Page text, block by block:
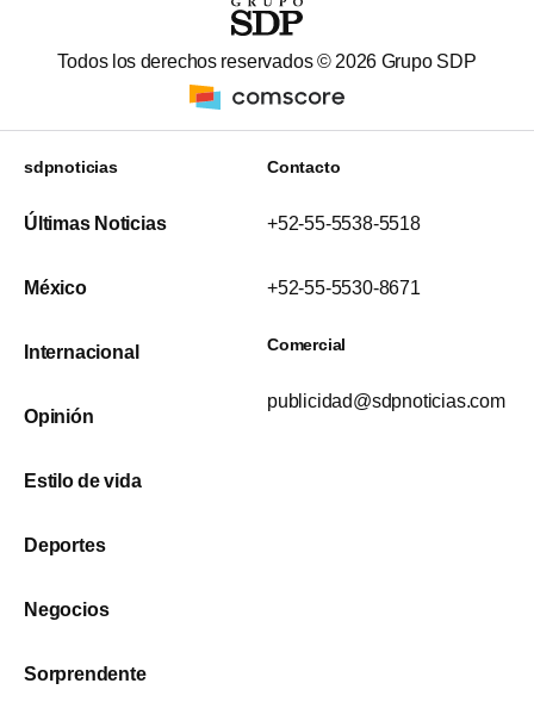
Todos los derechos reservados © 2026 Grupo SDP
sdpnoticias
Últimas Noticias
México
Internacional
Opinión
Estilo de vida
Deportes
Negocios
Sorprendente
Contacto
+52-55-5538-5518
+52-55-5530-8671
Comercial
publicidad@sdpnoticias.com